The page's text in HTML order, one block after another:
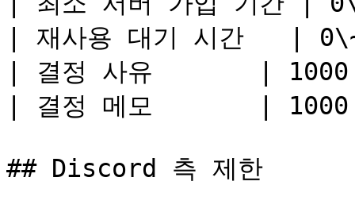
| 재사용 대기 시간
| 결정 사유       |
| 결정 메모       |
## Discord 측 제한